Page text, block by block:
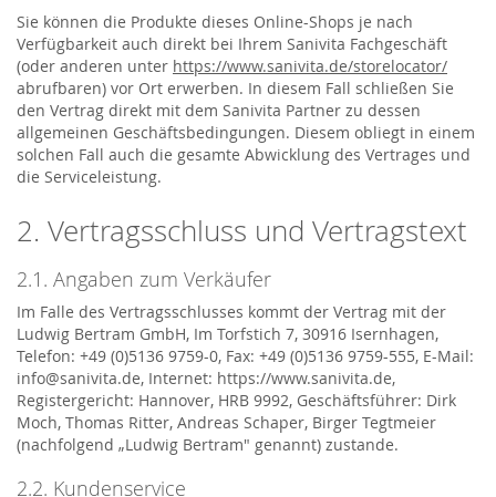
Sie können die Produkte dieses Online-Shops je nach
Verfügbarkeit auch direkt bei Ihrem Sanivita Fachgeschäft
(oder anderen unter https://www.sanivita.de/storelocator/
abrufbaren) vor Ort erwerben. In diesem Fall schließen Sie
den Vertrag direkt mit dem Sanivita Partner zu dessen
allgemeinen Geschäftsbedingungen. Diesem obliegt in einem
solchen Fall auch die gesamte Abwicklung des Vertrages und
die Serviceleistung.
2. Vertragsschluss und Vertragstext
2.1. Angaben zum Verkäufer
Im Falle des Vertragsschlusses kommt der Vertrag mit der
Ludwig Bertram GmbH, Im Torfstich 7, 30916 Isernhagen,
Telefon: +49 (0)5136 9759-0, Fax: +49 (0)5136 9759-555, E-Mail:
info@sanivita.de, Internet: https://www.sanivita.de,
Registergericht: Hannover, HRB 9992, Geschäftsführer: Dirk
Moch, Thomas Ritter, Andreas Schaper, Birger Tegtmeier
(nachfolgend „Ludwig Bertram" genannt) zustande.
2.2. Kundenservice